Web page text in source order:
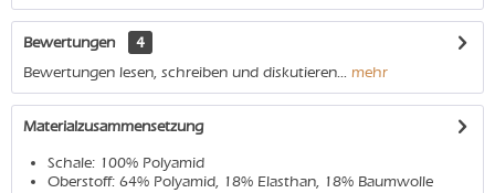
Bewertungen
4
Bewertungen lesen, schreiben und diskutieren... mehr
Materialzusammensetzung
Schale: 100% Polyamid
Oberstoff: 64% Polyamid, 18% Elasthan, 18% Baumwolle